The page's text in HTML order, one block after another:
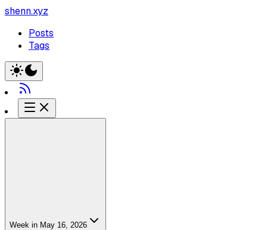
shenn.xyz
Posts
Tags
Week in May 16, 2026